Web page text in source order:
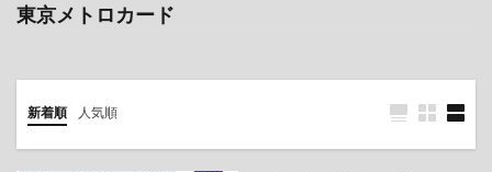
東京メトロカード
新着順 人気順